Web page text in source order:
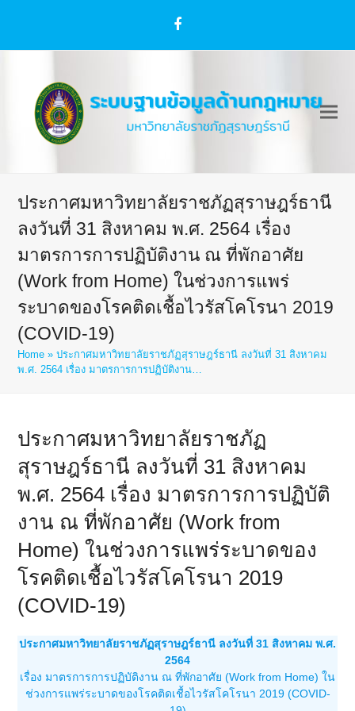
Facebook
ประกาศมหาวิทยาลัยราชภัฏสุราษฎร์ธานี
ลงวันที่ 31 สิงหาคม พ.ศ. 2564 เรื่อง
มาตรการการปฏิบัติงาน ณ ที่พักอาศัย
(Work from Home) ในช่วงการแพร่
ระบาดของโรคติดเชื้อไวรัสโคโรนา 2019
(COVID-19)
Home »ประกาศมหาวิทยาลัยราชภัฏสุราษฎร์ธานี ลงวันที่ 31 สิงหาคม
พ.ศ. 2564 เรื่อง มาตรการการปฏิบัติงาน…
ประกาศมหาวิทยาลัยราชภัฏ
สุราษฎร์ธานี ลงวันที่ 31 สิงหาคม
พ.ศ. 2564 เรื่อง มาตรการการปฏิบัติ
งาน ณ ที่พักอาศัย (Work from
Home) ในช่วงการแพร่ระบาดของ
โรคติดเชื้อไวรัสโคโรนา 2019
(COVID-19)
ประกาศมหาวิทยาลัยราชภัฏสุราษฎร์ธานี ลงวันที่ 31 สิงหาคม พ.ศ.
2564
เรื่อง มาตรการการปฏิบัติงาน ณ ที่พักอาศัย (Work from Home) ใน
ช่วงการแพร่ระบาดของโรคติดเชื้อไวรัสโคโรนา 2019 (COVID-